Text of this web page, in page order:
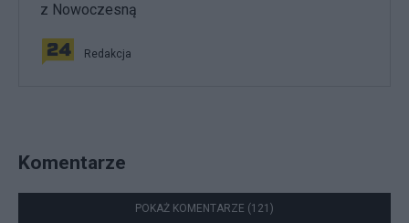
z Nowoczesną
Redakcja
Komentarze
POKAŻ KOMENTARZE (121)